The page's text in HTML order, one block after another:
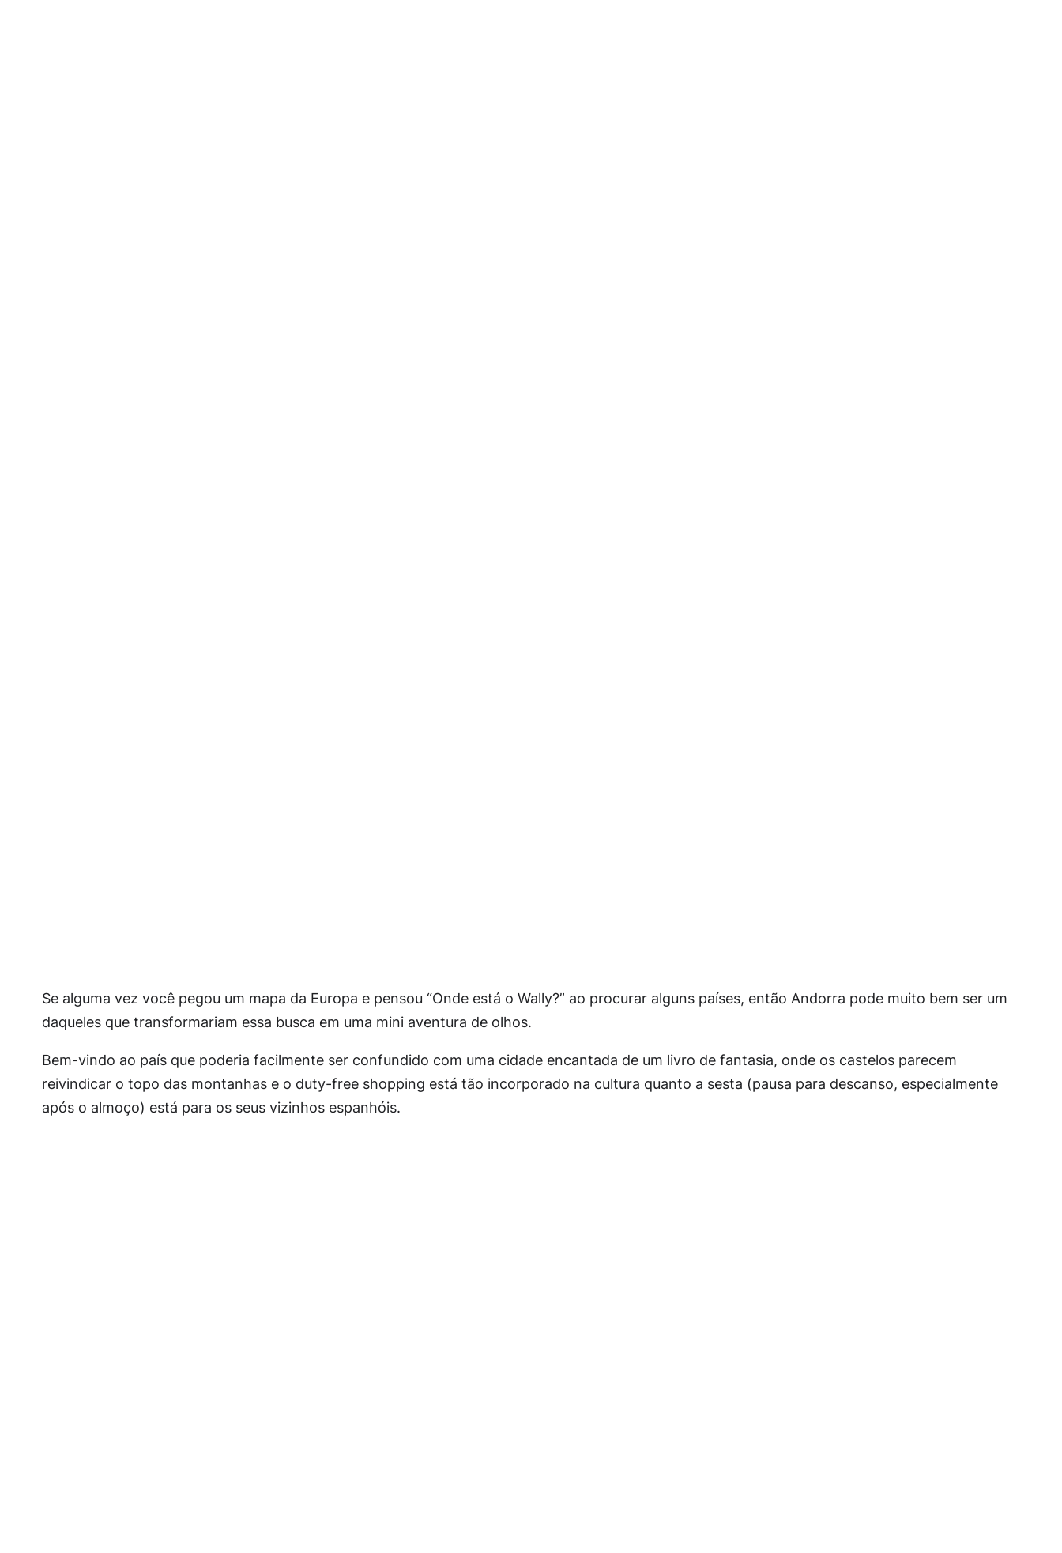
Se alguma vez você pegou um mapa da Europa e pensou “Onde está o Wally?” ao procurar alguns países, então Andorra pode muito bem ser um
daqueles que transformariam essa busca em uma mini aventura de olhos.
Bem-vindo ao país que poderia facilmente ser confundido com uma cidade encantada de um livro de fantasia, onde os castelos parecem
reivindicar o topo das montanhas e o duty-free shopping está tão incorporado na cultura quanto a sesta (pausa para descanso, especialmente
após o almoço) está para os seus vizinhos espanhóis.